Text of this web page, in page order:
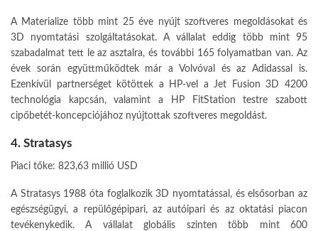
A Materialize több mint 25 éve nyújt szoftveres megoldásokat és
3D nyomtatási szolgáltatásokat. A vállalat eddig több mint 95
szabadalmat tett le az asztalra, és további 165 folyamatban van. Az
évek során együttműködtek már a Volvóval és az Adidassal is.
Ezenkívül partnerséget kötöttek a HP-vel a Jet Fusion 3D 4200
technológia kapcsán, valamint a HP FitStation testre szabott
cipőbetét-koncepciójához nyújtottak szoftveres megoldást.
4. Stratasys
Piaci tőke: 823,63 millió USD
A Stratasys 1988 óta foglalkozik 3D nyomtatással, és elsősorban az
egészségügyi, a repülőgépipari, az autóipari és az oktatási piacon
tevékenykedik. A vállalat globális szinten több mint 600